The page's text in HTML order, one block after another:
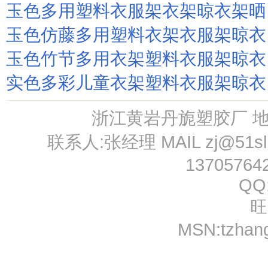
玉色多用塑料衣服架衣架晾衣架晒
玉色仿藤多用塑料衣架衣服架晾衣
玉色竹节多用衣架塑料衣服架晾衣
实色多彩儿童衣架塑料衣服架晾衣
浙江黄岩丹旎塑胶厂
联系人:张经理 MAIL
MSN: